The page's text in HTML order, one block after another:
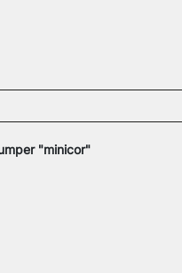
"minicor"